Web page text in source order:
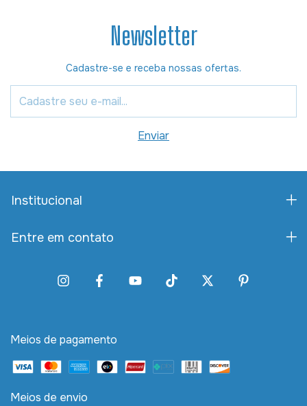
Newsletter
Cadastre-se e receba nossas ofertas.
Institucional
Entre em contato
Meios de pagamento
Meios de envio